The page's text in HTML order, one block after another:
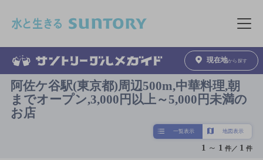
メニュ
現在地から探す
阿佐ケ谷駅(東京都)周辺500m,中華料理,朝
までオープン,3,000円以上～5,000円未満の
お店
一覧表示 地図表示
1 ～ 1 件／ 1 件